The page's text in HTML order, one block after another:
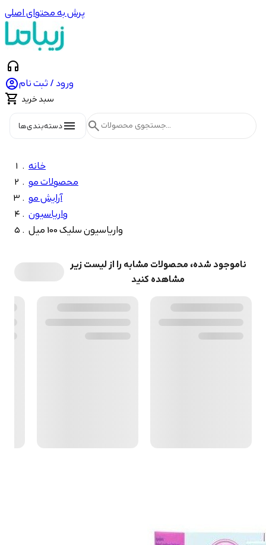
پرش به محتوای اصلی
headphones
ورود / ثبت نام
 سبد خرید
menuدسته‌بندی‌ها search
خانه
محصولات مو
آرایش مو
واریاسیون
واریاسیون سلیک 100 میل
ناموجود شده، محصولات مشابه را از لیست زیر
مشاهده کنید